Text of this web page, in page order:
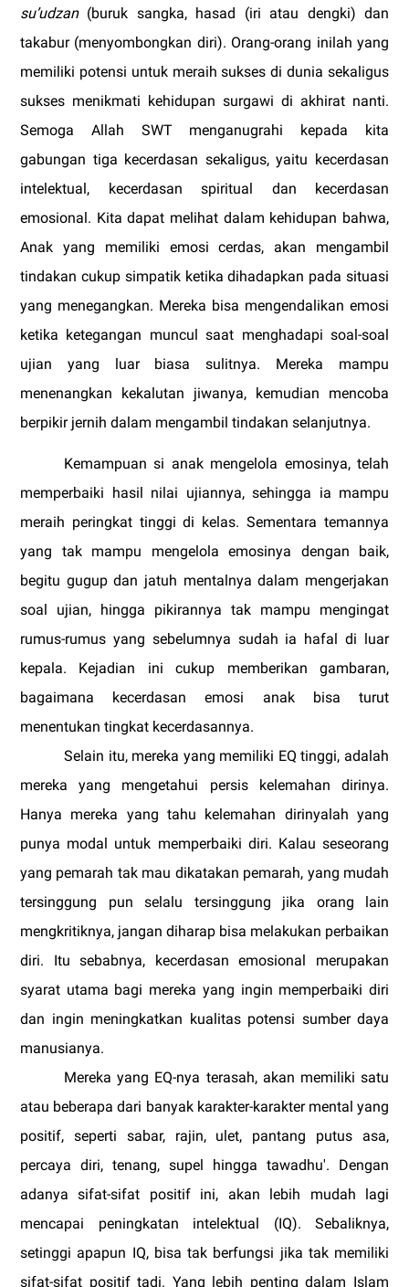
su’udzan(buruk sangka, hasad (iri atau dengki) dan
takabur (menyombongkan diri). Orang-orang inilah yang
memiliki potensi untuk meraih sukses di dunia sekaligus
sukses menikmati kehidupan surgawi di akhirat nanti.
Semoga Allah SWT menganugrahi kepada kita
gabungan tiga kecerdasan sekaligus, yaitu kecerdasan
intelektual, kecerdasan spiritual dan kecerdasan
emosional. Kita dapat melihat dalam kehidupan bahwa,
Anak yang memiliki emosi cerdas, akan mengambil
tindakan cukup simpatik ketika dihadapkan pada situasi
yang menegangkan. Mereka bisa mengendalikan emosi
ketika ketegangan muncul saat menghadapi soal-soal
ujian yang luar biasa sulitnya. Mereka mampu
menenangkan kekalutan jiwanya, kemudian mencoba
berpikir jernih dalam mengambil tindakan selanjutnya.
Kemampuan si anak mengelola emosinya, telah
memperbaiki hasil nilai ujiannya, sehingga ia mampu
meraih peringkat tinggi di kelas. Sementara temannya
yang tak mampu mengelola emosinya dengan baik,
begitu gugup dan jatuh mentalnya dalam mengerjakan
soal ujian, hingga pikirannya tak mampu mengingat
rumus-rumus yang sebelumnya sudah ia hafal di luar
kepala. Kejadian ini cukup memberikan gambaran,
bagaimana kecerdasan emosi anak bisa turut
menentukan tingkat kecerdasannya.
Selain itu, mereka yang memiliki EQ tinggi, adalah
mereka yang mengetahui persis kelemahan dirinya.
Hanya mereka yang tahu kelemahan dirinyalah yang
punya modal untuk memperbaiki diri. Kalau seseorang
yang pemarah tak mau dikatakan pemarah, yang mudah
tersinggung pun selalu tersinggung jika orang lain
mengkritiknya, jangan diharap bisa melakukan perbaikan
diri. Itu sebabnya, kecerdasan emosional merupakan
syarat utama bagi mereka yang ingin memperbaiki diri
dan ingin meningkatkan kualitas potensi sumber daya
manusianya.
Mereka yang EQ-nya terasah, akan memiliki satu
atau beberapa dari banyak karakter-karakter mental yang
positif, seperti sabar, rajin, ulet, pantang putus asa,
percaya diri, tenang, supel hingga tawadhu'. Dengan
adanya sifat-sifat positif ini, akan lebih mudah lagi
mencapai peningkatan intelektual (IQ). Sebaliknya,
setinggi apapun IQ, bisa tak berfungsi jika tak memiliki
sifat-sifat positif tadi. Yang lebih penting dalam Islam